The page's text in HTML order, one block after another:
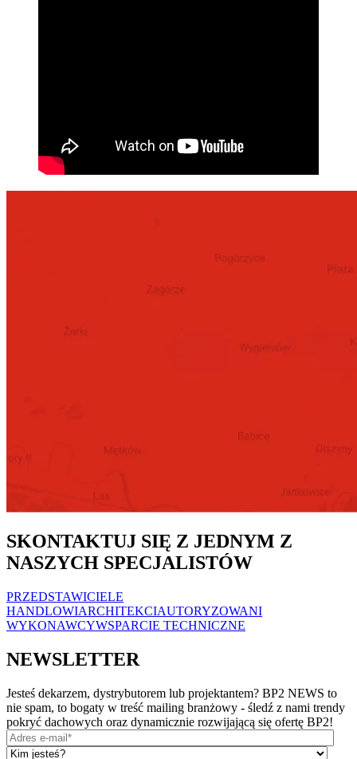
SKONTAKTUJ SIĘ Z JEDNYM Z
NASZYCH SPECJALISTÓW
PRZEDSTAWICIELE
HANDLOWIARCHITEKCIAUTORYZOWANI
WYKONAWCYWSPARCIE TECHNICZNE
NEWSLETTER
Jesteś dekarzem, dystrybutorem lub projektantem? BP2 NEWS to
nie spam, to bogaty w treść mailing branżowy - śledź z nami trendy
pokryć dachowych oraz dynamicznie rozwijającą się ofertę BP2!